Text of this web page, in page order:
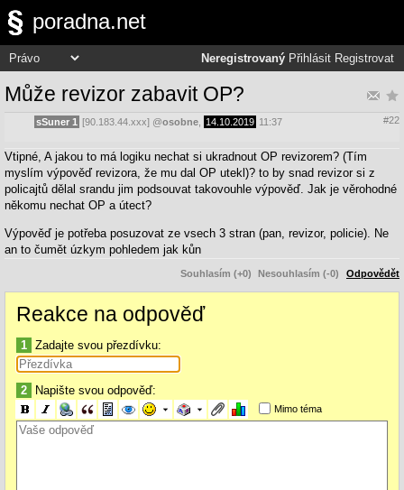
poradna.net
Neregistrovaný Přihlásit Registrovat
Může revizor zabavit OP?
sSuner 1 [90.183.44.xxx] @osobne 14.10.2019 11:37 #22
Vtipné, A jakou to má logiku nechat si ukradnout OP revizorem? (Tím
myslím výpověď revizora, že mu dal OP utekl)? to by snad revizor si z
policajtů dělal srandu jim podsouvat takovouhle výpověď. Jak je věrohodné
někomu nechat OP a útect?
Výpověď je potřeba posuzovat ze vsech 3 stran (pan, revizor, policie). Ne
an to čumět úzkym pohledem jak kůn
Souhlasím (+0) Nesouhlasím (-0) Odpovědět
Reakce na odpověď
1 Zadajte svou přezdívku:
2 Napište svou odpověď:
Mimo téma